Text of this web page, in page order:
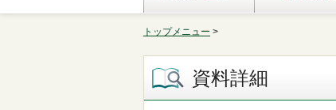
トップメニュー >
資料詳細